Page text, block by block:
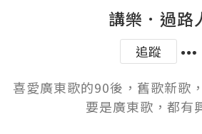
講樂．過路
追蹤
喜愛廣東歌的90後，舊歌新歌
要是廣東歌，都有